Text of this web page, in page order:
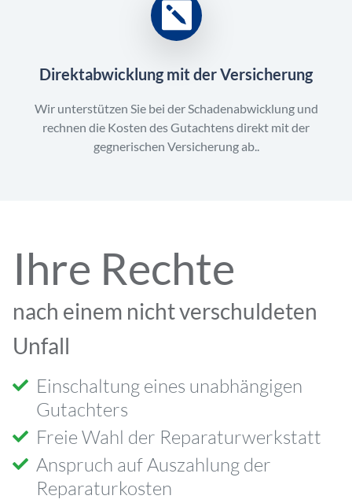
Direktabwicklung mit der Versicherung
Wir unterstützen Sie bei der Schadenabwicklung und
rechnen die Kosten des Gutachtens direkt mit der
gegnerischen Versicherung ab..
Ihre Rechte
nach einem nicht verschuldeten
Unfall
Einschaltung eines unabhängigen
Gutachters
Freie Wahl der Reparaturwerkstatt
Anspruch auf Auszahlung der
Reparaturkosten